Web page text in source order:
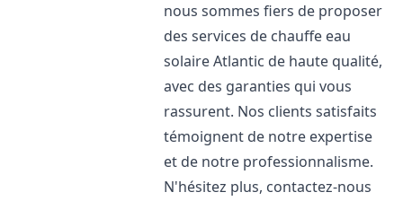
nous sommes fiers de proposer
des services de chauffe eau
solaire Atlantic de haute qualité,
avec des garanties qui vous
rassurent. Nos clients satisfaits
témoignent de notre expertise
et de notre professionnalisme.
N'hésitez plus, contactez-nous